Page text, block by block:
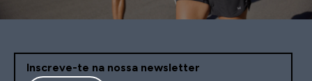
Inscreve-te na nossa newsletter